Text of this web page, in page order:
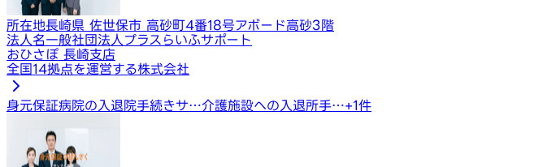
所在地長崎県 佐世保市 高砂町4番18号アボード高砂3階
法人名一般社団法人プラスらいふサポート
おひさぽ 長崎支店
全国14拠点を運営する株式会社
身元保証病院の入退院手続きサ…介護施設への入退所手…+1件